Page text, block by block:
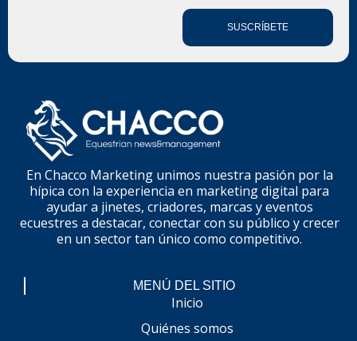
SUSCRÍBETE
En Chacco Marketing unimos nuestra pasión por la
hípica con la experiencia en marketing digital para
ayudar a jinetes, criadores, marcas y eventos
ecuestres a destacar, conectar con su público y crecer
en un sector tan único como competitivo.
MENÚ DEL SITIO
Inicio
Quiénes somos